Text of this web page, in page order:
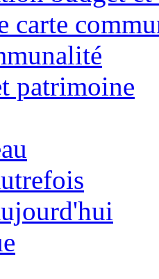
carte
patrimoine